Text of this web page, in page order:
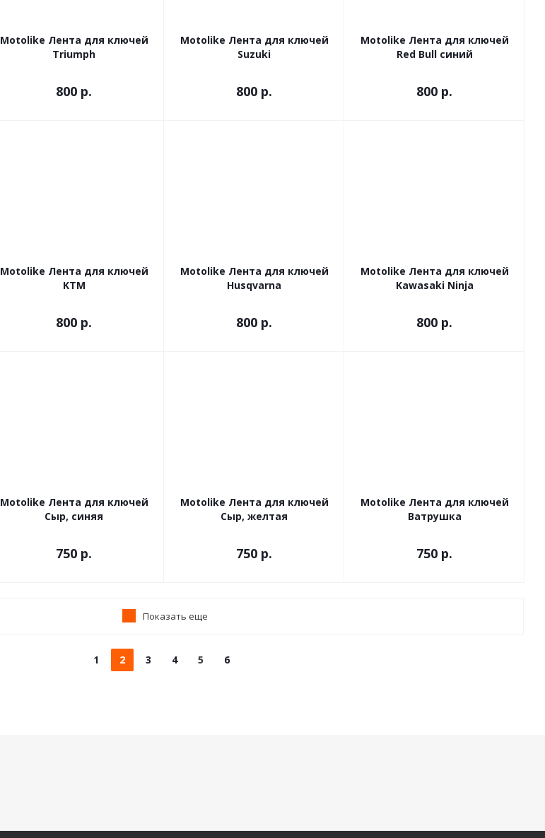
Motolike Лента для ключей
Triumph
800 р.
Motolike Лента для ключей
Suzuki
800 р.
Motolike Лента для ключей
Red Bull синий
800 р.
Motolike Лента для ключей
KTM
800 р.
Motolike Лента для ключей
Husqvarna
800 р.
Motolike Лента для ключей
Kawasaki Ninja
800 р.
Motolike Лента для ключей
Сыр, синяя
750 р.
Motolike Лента для ключей
Сыр, желтая
750 р.
Motolike Лента для ключей
Ватрушка
750 р.
Показать еще
1 2 3 4 5 6